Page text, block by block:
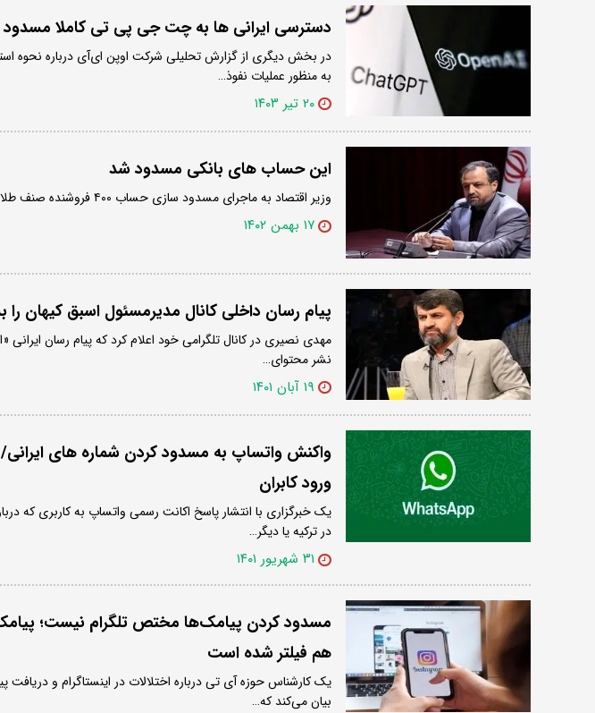
دسترسی ایرانی ها به چت جی پی تی کاملا
در بخش دیگری از گزارش تحلیلی شرکت اوپن ای‌آی درباره نحوه
به منظور عملیات نفوذ…
۲۰ تیر ۱۴۰۳
این حساب های بانکی مسدود شد
وزیر اقتصاد به ماجرای مسدود سازی حساب ۴۰۰ فروشنده صنف طلا و جواهر ورود کرد.
۱۷ بهمن ۱۴۰۲
پیام رسان داخلی کانال مدیرمسئول اسبق کیهان
مهدی نصیری در کانال تلگرامی خود اعلام کرد که پیام رسان ایرانی
نشر محتوای…
۱۹ آبان ۱۴۰۱
واکنش واتساپ به مسدود کردن شماره های
ورود کابران
یک خبرگزاری با انتشار پاسخ اکانت رسمی واتساپ به کاربری که
در ترکیه یا دیگر…
۳۱ شهریور ۱۴۰۱
مسدود کردن پیامک‌ها مختص تلگرام نیست؛
هم فیلتر شده است
یک کارشناس حوزه آی تی درباره اختلالات در اینستاگرام و
بیان می‌کند که…